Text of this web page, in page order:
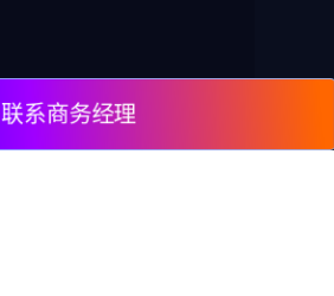
联系商务经理